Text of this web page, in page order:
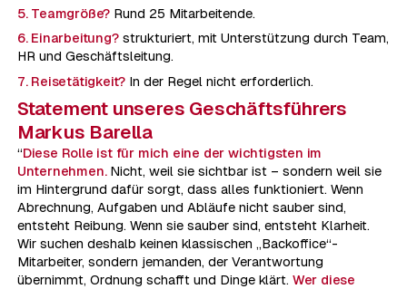
5. Teamgröße? Rund 25 Mitarbeitende.
6. Einarbeitung?strukturiert, mit Unterstützung durch Team,
HR und Geschäftsleitung.
7. Reisetätigkeit? In der Regel nicht erforderlich.
Statement unseres Geschäftsführers
Markus Barella
“Diese Rolle ist für mich eine der wichtigsten im
Unternehmen.Nicht, weil sie sichtbar ist – sondern weil sie
im Hintergrund dafür sorgt, dass alles funktioniert. Wenn
Abrechnung, Aufgaben und Abläufe nicht sauber sind,
entsteht Reibung. Wenn sie sauber sind, entsteht Klarheit.
Wir suchen deshalb keinen klassischen „Backoffice“-
Mitarbeiter, sondern jemanden, der Verantwortung
übernimmt, Ordnung schafft und Dinge klärt. Wer diese